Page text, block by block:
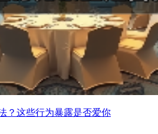
？这些行为暴露是否爱你